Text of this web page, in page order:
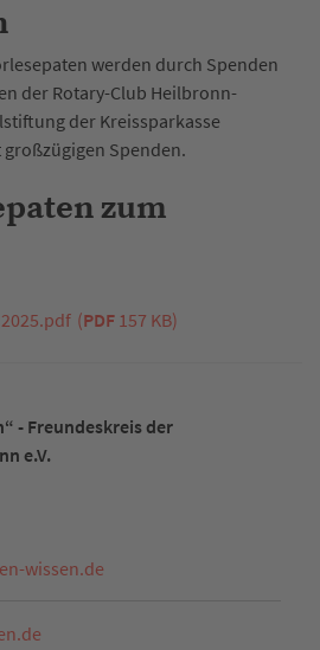
werden durch Spenden
der Rotary-Club Heilbronn-
der Kreissparkasse
Spenden.
zum
(PDF 157 KB)
- Freundeskreis der
e.V.
wissen.de